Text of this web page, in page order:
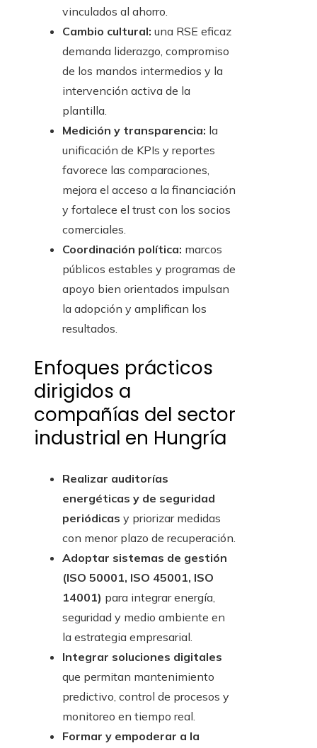
vinculados al ahorro.
Cambio cultural: una RSE eficaz
demanda liderazgo, compromiso
de los mandos intermedios y la
intervención activa de la
plantilla.
Medición y transparencia: la
unificación de KPIs y reportes
favorece las comparaciones,
mejora el acceso a la financiación
y fortalece el trust con los socios
comerciales.
Coordinación política: marcos
públicos estables y programas de
apoyo bien orientados impulsan
la adopción y amplifican los
resultados.
Enfoques prácticos
dirigidos a
compañías del sector
industrial en Hungría
Realizar auditorías
energéticas y de seguridad
periódicas y priorizar medidas
con menor plazo de recuperación.
Adoptar sistemas de gestión
(ISO 50001, ISO 45001, ISO
14001) para integrar energía,
seguridad y medio ambiente en
la estrategia empresarial.
Integrar soluciones digitales
que permitan mantenimiento
predictivo, control de procesos y
monitoreo en tiempo real.
Formar y empoderar a la